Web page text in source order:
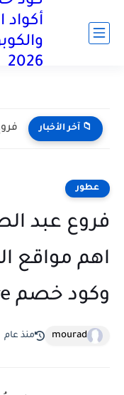
2026
📁 آخر الأخبار
عطور
اهم مواقع
وكود خصم asqstore
mourad منذ عام